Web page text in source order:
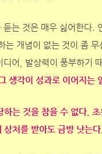
는 것은 매우 싫어한다.
개념이 없는 것이 좀
어, 발상력이 풍부하기
생각이 성과로 이어지는
는 것을 참을 수 없다.
처를 받아도 금방 낫는다.